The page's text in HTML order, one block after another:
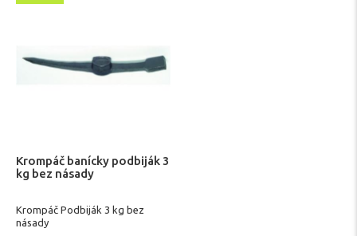
Krompáč banícky podbiják 3
kg bez násady
Krompáč Podbiják 3 kg bez
násady